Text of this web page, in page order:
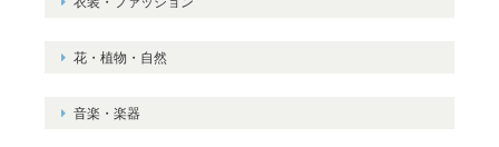
花・植物・自然
音楽・楽器